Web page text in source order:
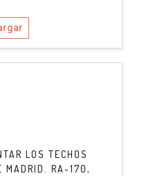
LOS TECHOS
MADRID. RA-170,